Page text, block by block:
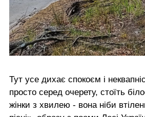
Тут усе дихає спокоєм і
просто серед очерету, стоїть
жінки з хвилею - вона ніби